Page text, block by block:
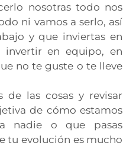
nosotras todo nos
ni vamos a serlo, así
y que inviertas en
invertir en equipo, en
no te guste o te lleve
de las cosas y revisar
de cómo estamos
nadie o que pasas
tu evolución es mucho